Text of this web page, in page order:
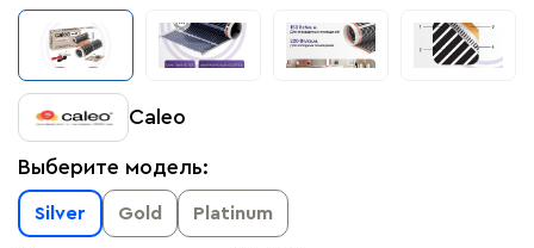
Caleo
Выберите модель:
Silver Gold Platinum